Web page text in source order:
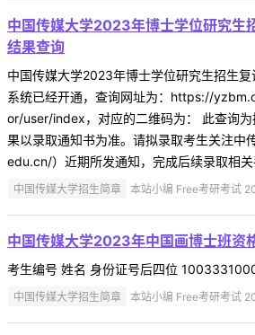
中国传媒大学2023年博士学位研究生
结果查询
中国传媒大学2023年博士学位研究生招生
系统已经开通，查询网址为：https://
or/user/index，对应的二维码为： 此查询
果以录取通知书为准。请拟录取考生关注
edu.cn/）近期所发通知，完成后续录取相
中国传媒大学招生简章 本站小编 Free考研考试
中国传媒大学2023年中国画博士班资
考生编号 姓名 身份证号后四位
中国传媒大学招生简章 本站小编 Free考研考试